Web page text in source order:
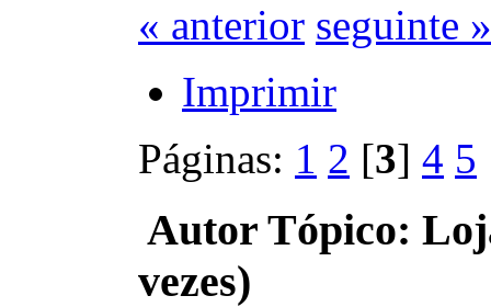
« anterior seguinte »
Imprimir
Páginas: 1 2 [3] 4 5
Autor Tópico:
vezes)